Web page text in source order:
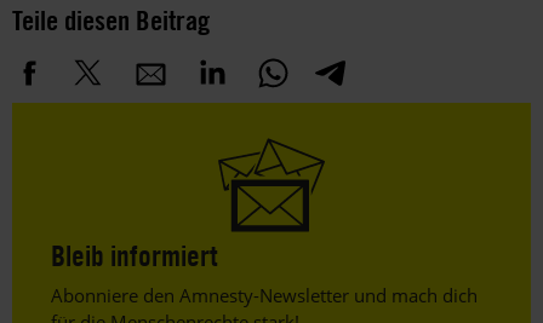
Teile diesen Beitrag
Bleib informiert
Header
Abonniere den Amnesty-Newsletter und mach dich